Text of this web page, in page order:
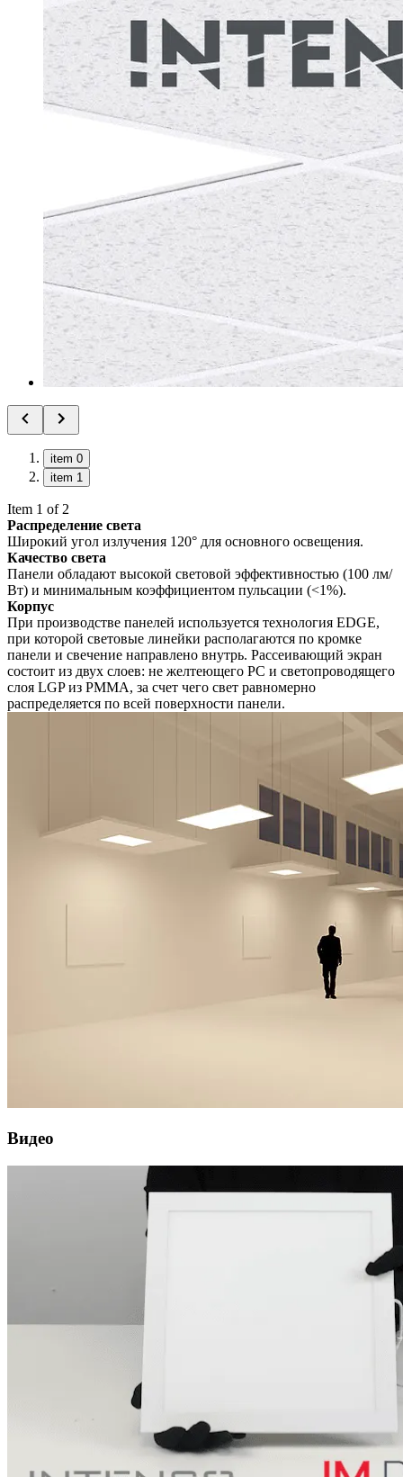
item 0
item 1
Item 1 of 2
Распределение света
Широкий угол излучения 120° для основного освещения.
Качество света
Панели обладают высокой световой эффективностью (100 лм/
Вт) и минимальным коэффициентом пульсации (<1%).
Корпус
При производстве панелей используется технология EDGE,
при которой световые линейки располагаются по кромке
панели и свечение направлено внутрь. Рассеивающий экран
состоит из двух слоев: не желтеющего PC и светопроводящего
слоя LGP из PMMA, за счет чего свет равномерно
распределяется по всей поверхности панели.
Видео